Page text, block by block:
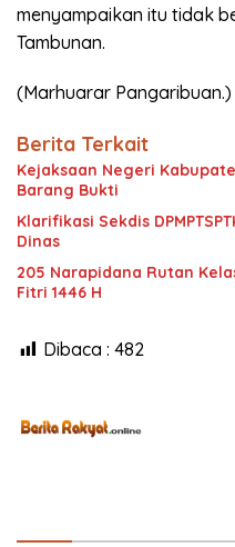
menyampaikan itu tidak
Tambunan.
(Marhuarar Pangaribuan.)
Berita Terkait
Kejaksaan Negeri
Barang Bukti
Klarifikasi Sekdis
Dinas
205 Narapidana Rutan
Fitri 1446 H
Dibaca : 482